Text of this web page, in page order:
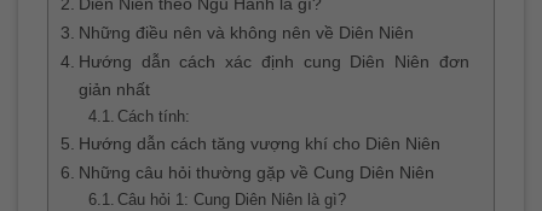
Diên Niên theo Ngũ Hành là gì?
Những điều nên và không nên về Diên Niên
Hướng dẫn cách xác định cung Diên Niên đơn
giản nhất
Cách tính:
Hướng dẫn cách tăng vượng khí cho Diên Niên
Những câu hỏi thường gặp về Cung Diên Niên
Câu hỏi 1: Cung Diên Niên là gì?